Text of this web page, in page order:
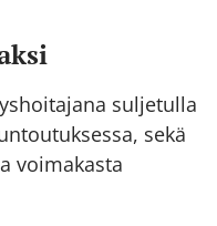
suljetulla
sekä
voimakasta